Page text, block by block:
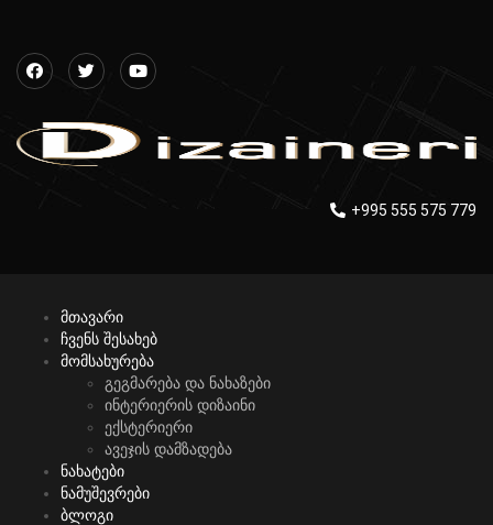
+995 555 575 779
მთავარი
ჩვენს შესახებ
მომსახურება
გეგმარება და ნახაზები
ინტერიერის დიზაინი
ექსტერიერი
ავეჯის დამზადება
ნახატები
ნამუშევრები
ბლოგი